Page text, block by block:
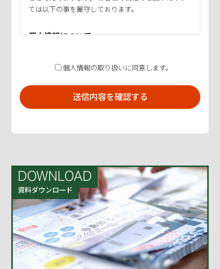
ては以下の事を厳守しております。
個人情報について
CORECUBEを運営するコアスリー株式会社（以下、
情報が主なものになります。
個人情報の管理について
当社は、当ウェブサイトのご利用にあたってお客様
からご提供いただいたお客様の個人情報を、紛失、
毀損することのないよう、厳重にデータ管理を行っ
ております。
個人情報の取り扱いに同意します。
DOWNLOAD
資料ダウンロード